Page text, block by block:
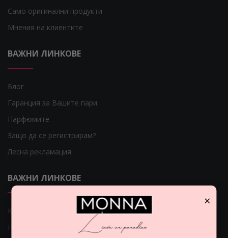
Само оригинални продукти
Мнения на клиентите
ВАЖНИ ЛИНКОВЕ
Блог
Гаранция за Вашите пари
Парфюмите
Защо да се регистрирам?
Лесна рекламация
ВАЖНИ ЛИНКОВЕ
Как мога да платя?
Начини на доставка
×